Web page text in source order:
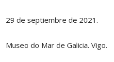
29 de septiembre de 2021.
Museo do Mar de Galicia. Vigo.